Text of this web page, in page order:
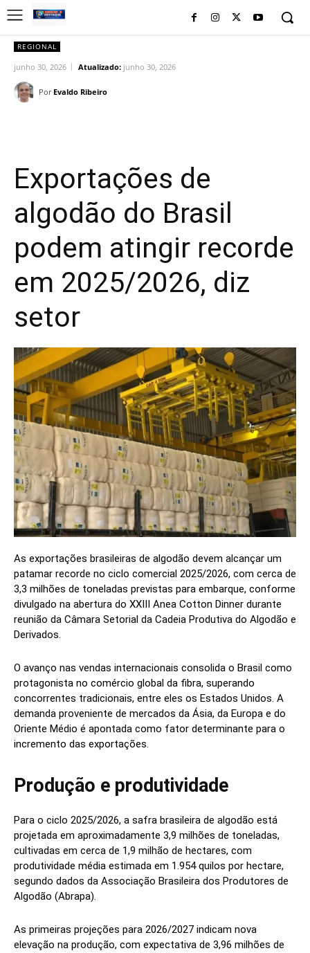
REGIONAL
junho 30, 2026 Atualizado: junho 30, 2026
Por Evaldo Ribeiro
Exportações de
algodão do Brasil
podem atingir recorde
em 2025/2026, diz
setor
As exportações brasileiras de algodão devem alcançar um
patamar recorde no ciclo comercial 2025/2026, com cerca de
3,3 milhões de toneladas previstas para embarque, conforme
divulgado na abertura do XXIII Anea Cotton Dinner durante
reunião da Câmara Setorial da Cadeia Produtiva do Algodão e
Derivados.
O avanço nas vendas internacionais consolida o Brasil como
protagonista no comércio global da fibra, superando
concorrentes tradicionais, entre eles os Estados Unidos. A
demanda proveniente de mercados da Ásia, da Europa e do
Oriente Médio é apontada como fator determinante para o
incremento das exportações.
Produção e produtividade
Para o ciclo 2025/2026, a safra brasileira de algodão está
projetada em aproximadamente 3,9 milhões de toneladas,
cultivadas em cerca de 1,9 milhão de hectares, com
produtividade média estimada em 1.954 quilos por hectare,
segundo dados da Associação Brasileira dos Produtores de
Algodão (Abrapa).
As primeiras projeções para 2026/2027 indicam nova
elevação na produção, com expectativa de 3,96 milhões de